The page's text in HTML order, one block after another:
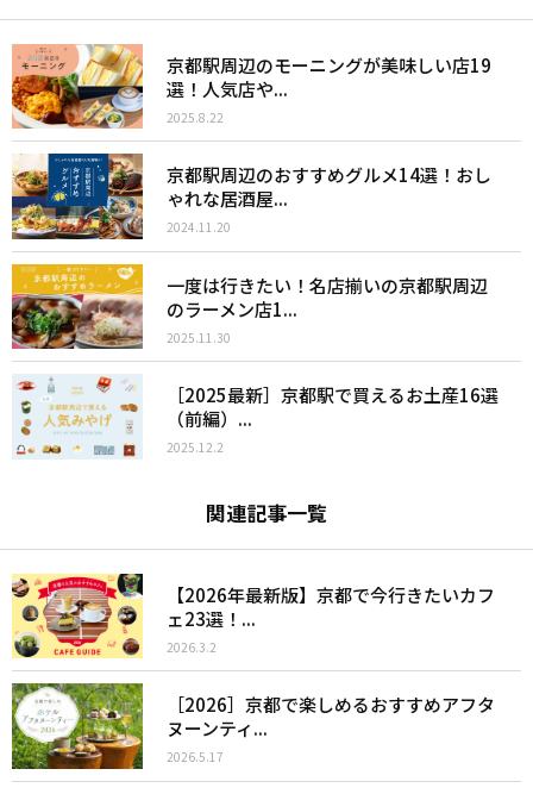
京都駅周辺のモーニングが美味しい店19
選！人気店や...
2025.8.22
京都駅周辺のおすすめグルメ14選！おし
ゃれな居酒屋...
2024.11.20
一度は行きたい！名店揃いの京都駅周辺
のラーメン店1...
2025.11.30
［2025最新］京都駅で買えるお土産16選
（前編）...
2025.12.2
関連記事一覧
【2026年最新版】京都で今行きたいカフ
ェ23選！...
2026.3.2
［2026］京都で楽しめるおすすめアフタ
ヌーンティ...
2026.5.17